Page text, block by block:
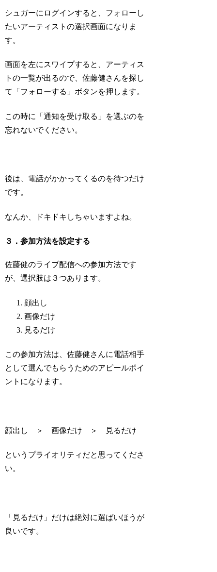
シュガーにログインすると、フォローし
たいアーティストの選択画面になりま
す。
画面を左にスワイプすると、アーティス
トの一覧が出るので、佐藤健さんを探し
て「フォローする」ボタンを押します。
この時に「通知を受け取る 」を選ぶのを
忘れないでください。
後は、 電話がかかってくるのを待つだけ
です。
なんか、ドキドキしちゃいますよね。
３．参加方法を設定する
佐藤健のライブ配信への参加方法です
が、選択肢は３つあります。
顔出し
画像だけ
見るだけ
この参加方法は、佐藤健さんに電話相手
として選んでもらうためのアピールポイ
ント になります。
顔出し ＞ 画像だけ ＞ 見るだけ
というプライオリティだと思ってくださ
い。
「見るだけ」だけは絶対に選ばいほうが
良いです。